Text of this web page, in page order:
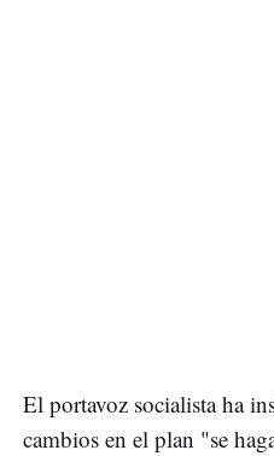
El portavoz socialista ha
cambios en el plan "se